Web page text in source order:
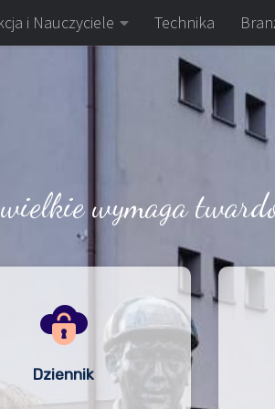
i Nauczyciele Technika
wymaga
Dziennik